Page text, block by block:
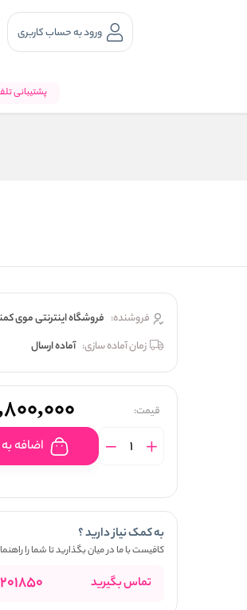
ورود به حساب کاربری
پشتیبانی
فروشنده: فروشگاه اینترنتی موی
زمان آماده سازی: آماده ارسال
قیمت:
اضافه
به کمک نیاز دارید ؟
کافیست با ما در میان بگذارید تا شما را
تماس بگیرید